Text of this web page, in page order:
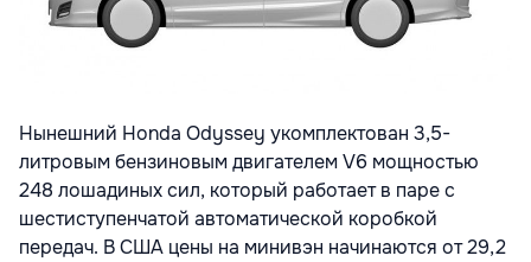
Нынешний Honda Odyssey укомплектован 3,5-
литровым бензиновым двигателем V6 мощностью
248 лошадиных сил, который работает в паре с
шестиступенчатой автоматической коробкой
передач. В США цены на минивэн начинаются от 29,2